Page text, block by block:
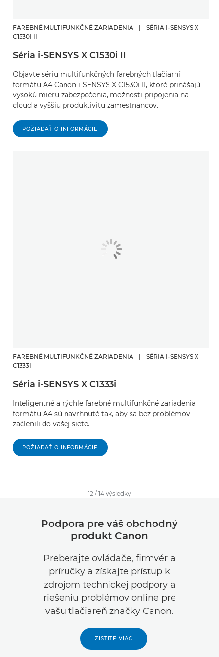
FAREBNÉ MULTIFUNKČNÉ ZARIADENIA
SÉRIA I-SENSYS X
C1530I II
Séria i-SENSYS X C1530i II
Objavte sériu multifunkčných farebných tlačiarní
formátu A4 Canon i-SENSYS X C1530i II, ktoré prinášajú
vysokú mieru zabezpečenia, možnosti pripojenia na
cloud a vyššiu produktivitu zamestnancov.
POŽIADAŤ O INFORMÁCIE
FAREBNÉ MULTIFUNKČNÉ ZARIADENIA
SÉRIA I-SENSYS X
C1333I
Séria i-SENSYS X C1333i
Inteligentné a rýchle farebné multifunkčné zariadenia
formátu A4 sú navrhnuté tak, aby sa bez problémov
začlenili do vašej siete.
POŽIADAŤ O INFORMÁCIE
12 / 14 výsledky
Podpora pre váš obchodný
produkt Canon
Preberajte ovládače, firmvér a
príručky a získajte prístup k
zdrojom technickej podpory a
riešeniu problémov online pre
vašu tlačiareň značky Canon.
ZISTITE VIAC